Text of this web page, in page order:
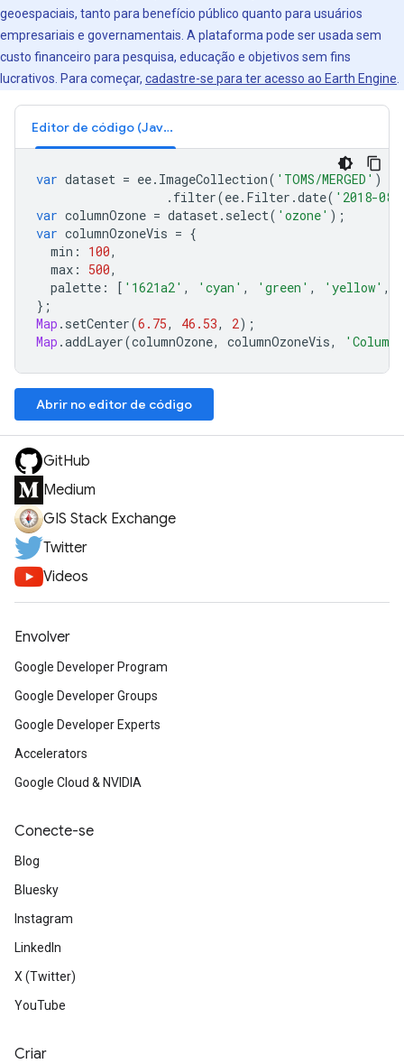
geoespaciais, tanto para benefício público quanto para usuários
empresariais e governamentais. A plataforma pode ser usada sem
custo financeiro para pesquisa, educação e objetivos sem fins
lucrativos. Para começar, cadastre-se para ter acesso ao Earth Engine
Editor de código (JavaScript)
var dataset = ee. ImageCollection( 'TOMS/MERGED' )
. filter(ee. Filter .date( '2018-
var columnOzone = dataset. select( 'ozone' );
var columnOzoneVis = {
min : 100,
max : 500,
palette : [ '1621a2' , 'cyan' , 'green' , 'yellow' ,
};
Map . setCenter(6.75, 46.53, 2);
Map .addLayer(columnOzone, columnOzoneVis, 'Column
Abrir no editor de código
GitHub
Medium
GIS Stack Exchange
Twitter
Videos
Envolver
Google Developer Program
Google Developer Groups
Google Developer Experts
Accelerators
Google Cloud & NVIDIA
Conecte-se
Blog
Bluesky
Instagram
LinkedIn
X (Twitter)
YouTube
Criar